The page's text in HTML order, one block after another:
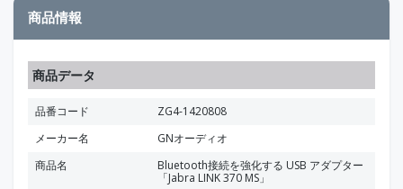
商品情報
商品データ
品番コード
ZG4-1420808
メーカー名
GNオーディオ
商品名
Bluetooth接続を強化する USB アダプター
「Jabra LINK 370 MS」